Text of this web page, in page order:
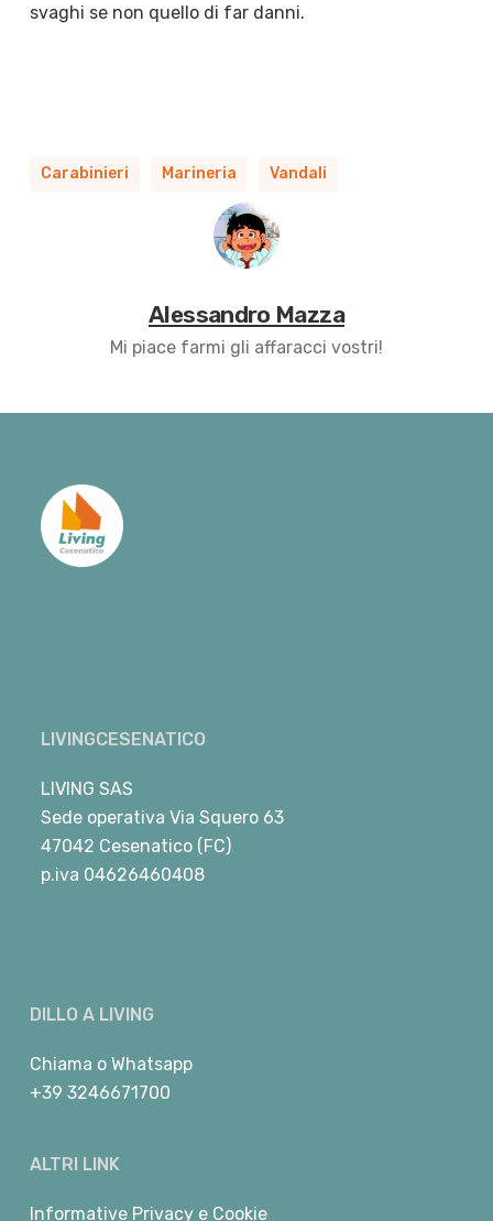
svaghi se non quello di far danni.
Carabinieri Marineria Vandali
Alessandro Mazza
Mi piace farmi gli affaracci vostri!
LIVINGCESENATICO
LIVING SAS
Sede operativa Via Squero 63
47042 Cesenatico (FC)
p.iva 04626460408
DILLO A LIVING
Chiama o Whatsapp
+39 3246671700
ALTRI LINK
Informative Privacy e Cookie